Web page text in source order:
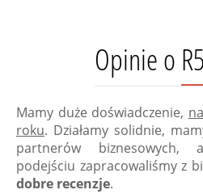
Opinie o
Mamy duże doświadczenie,
roku. Działamy solidnie,
partnerów biznesowych,
podejściu zapracowaliśmy z
dobre recenzje.